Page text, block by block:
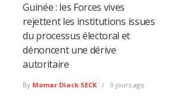
Guinée : les Forces vives
rejettent les institutions issues
du processus électoral et
dénoncent une dérive
autoritaire
By Momar Diack SECK 3 jours ago